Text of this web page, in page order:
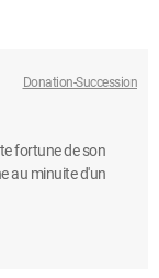
Donation-Succession
fortune de son
au minuite d'un